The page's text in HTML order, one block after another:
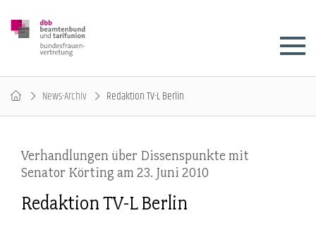
News-Archiv Redaktion TV-L Berlin
Verhandlungen über Dissenspunkte mit
Senator Körting am 23. Juni 2010
Redaktion TV-L Berlin